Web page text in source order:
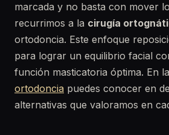
marcada y no basta con mover
recurrimos a la cirugía
ortodoncia. Este enfoque
para lograr un equilibrio facial
función masticatoria óptima. En la
ortodoncia puedes conocer en
alternativas que valoramos en